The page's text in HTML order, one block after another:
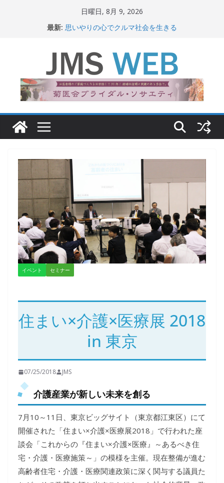
ッ
日曜日, 8月 9, 2026
最新: 思いやりの心でクルマ社会を生きる
関東大震災から100 年
新生ニッポン！
イベント セミナー
住まい×介護×医療展 2018
in 東京
07/25/2018 JMS
介護産業が新しい未来を創る
7月10～11日、東京ビッグサイト（東京都江東区）にて
開催された「住まい×介護×医療展2018」で行われた座
談会「これからの『住まい×介護×医療』～あるべき住
宅・介護・医療施策～」の模様を主催。現在整備が進む
高齢者住宅・介護・医療関連政策に深く関与する議員た